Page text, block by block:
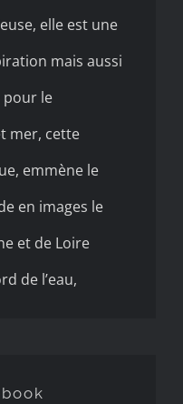
elle est une
mais aussi
pour le
mer, cette
emmène le
en images le
et de Loire
de l’eau,